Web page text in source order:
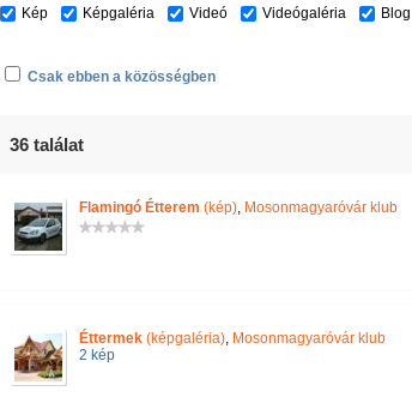
Kép Képgaléria Videó Videógaléria Blog
Csak ebben a közösségben
36 találat
Flamingó Étterem (kép), Mosonmagyaróvár klub
Éttermek (képgaléria), Mosonmagyaróvár klub
2 kép